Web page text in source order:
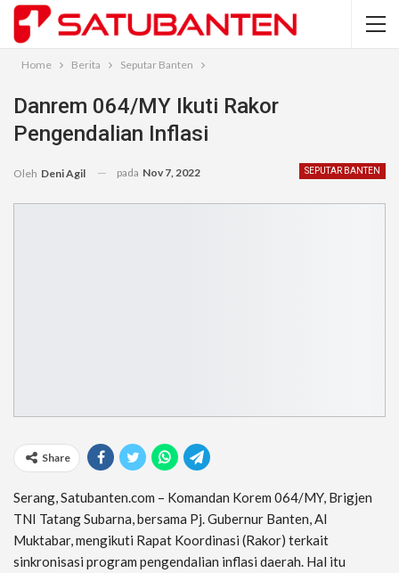
Home Berita Seputar Banten
Danrem 064/MY Ikuti Rakor
Pengendalian Inflasi
SEPUTAR BANTEN
Oleh Deni Agil pada Nov 7, 2022
Share
Serang, Satubanten.com – Komandan Korem 064/MY, Brigjen
TNI Tatang Subarna, bersama Pj. Gubernur Banten, Al
Muktabar, mengikuti Rapat Koordinasi (Rakor) terkait
sinkronisasi program pengendalian inflasi daerah. Hal itu